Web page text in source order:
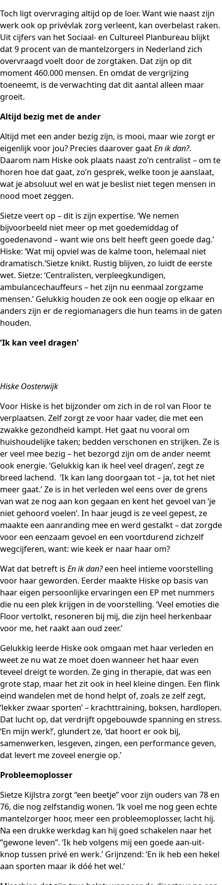
Toch ligt overvraging altijd op de loer. Want wie naast zijn
werk ook op privévlak zorg verleent, kan overbelast raken.
Uit cijfers van het Sociaal- en Cultureel Planbureau blijkt
dat 9 procent van de mantelzorgers in Nederland zich
overvraagd voelt door de zorgtaken. Dat zijn op dit
moment 460.000 mensen. En omdat de vergrijzing
toeneemt, is de verwachting dat dit aantal alleen maar
groeit.
Altijd bezig met de ander
Altijd met een ander bezig zijn, is mooi, maar wie zorgt er
eigenlijk voor jou? Precies daarover gaatEn ik dan?.
Daarom nam Hiske ook plaats naast zo’n centralist – om te
horen hoe dat gaat, zo’n gesprek, welke toon je aanslaat,
wat je absoluut wel en wat je beslist niet tegen mensen in
nood moet zeggen.
Sietze veert op – dit is zijn expertise. ‘We nemen
bijvoorbeeld niet meer op met goedemiddag of
goedenavond – want wie ons belt heeft geen goede dag.’
Hiske: ‘Wat mij opviel was de kalme toon, helemaal niet
dramatisch.’Sietze knikt. Rustig blijven, zo luidt de eerste
wet. Sietze: ‘Centralisten, verpleegkundigen,
ambulancechauffeurs – het zijn nu eenmaal zorgzame
mensen.’ Gelukkig houden ze ook een oogje op elkaar en
anders zijn er de regiomanagers die hun teams in de gaten
houden.
‘Ik kan veel dragen’
Hiske Oosterwijk
Voor Hiske is het bijzonder om zich in de rol van Floor te
verplaatsen. Zelf zorgt ze voor haar vader, die met een
zwakke gezondheid kampt. Het gaat nu vooral om
huishoudelijke taken; bedden verschonen en strijken. Ze is
er veel mee bezig – het bezorgd zijn om de ander neemt
ook energie. ‘Gelukkig kan ik heel veel dragen’, zegt ze
breed lachend. ‘Ik kan lang doorgaan tot – ja, tot het niet
meer gaat.’ Ze is in het verleden wel eens over de grens
van wat ze nog aan kon gegaan en kent het gevoel van ‘je
niet gehoord voelen’. In haar jeugd is ze veel gepest, ze
maakte een aanranding mee en werd gestalkt – dat zorgde
voor een eenzaam gevoel en een voortdurend zichzelf
wegcijferen, want: wie keek er naar haar om?
Wat dat betreft is En ik dan?een heel intieme voorstelling
voor haar geworden. Eerder maakte Hiske op basis van
haar eigen persoonlijke ervaringen een EP met nummers
die nu een plek krijgen in de voorstelling. ‘Veel emoties die
Floor vertolkt, resoneren bij mij, die zijn heel herkenbaar
voor me, het raakt aan oud zeer.’
Gelukkig leerde Hiske ook omgaan met haar verleden en
weet ze nu wat ze moet doen wanneer het haar even
teveel dreigt te worden. Ze ging in therapie, dat was een
grote stap, maar het zit ook in heel kleine dingen. Een flink
eind wandelen met de hond helpt of, zoals ze zelf zegt,
‘lekker zwaar sporten’ – krachttraining, boksen, hardlopen.
Dat lucht op, dat verdrijft opgebouwde spanning en stress.
‘En mijn werk!’, glundert ze, ‘dat hoort er ook bij,
samenwerken, lesgeven, zingen, een performance geven,
dat levert me zoveel energie op.’
Probleemoplosser
Sietze Kijlstra zorgt “een beetje” voor zijn ouders van 78 en
76, die nog zelfstandig wonen. ‘Ik voel me nog geen echte
mantelzorger hoor, meer een probleemoplosser, lacht hij.
Na een drukke werkdag kan hij goed schakelen naar het
“gewone leven”. ‘Ik heb volgens mij een goede aan-uit-
knop tussen privé en werk.’ Grijnzend: ‘En ik heb een hekel
aan sporten maar ik dóé het wel.’